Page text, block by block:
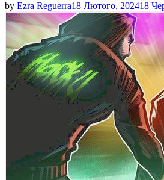
by Ezra Reguerra18 Лютого, 202418